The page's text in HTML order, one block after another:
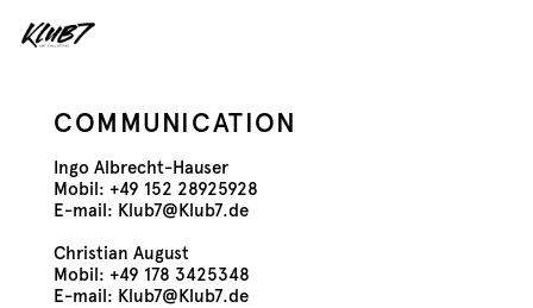
COMMUNICATION
Ingo Albrecht-Hauser
Mobil: +49 152 28925928
E-mail: Klub7@Klub7.de
Christian August
Mobil: +49 178 3425348
E-mail: Klub7@Klub7.de